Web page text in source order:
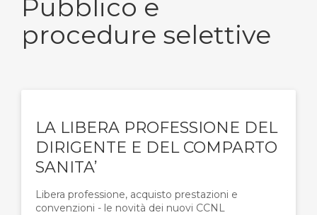
Pubblico e
procedure selettive
LA LIBERA PROFESSIONE DEL
DIRIGENTE E DEL COMPARTO
SANITA’
Libera professione, acquisto prestazioni e
convenzioni - le novità dei nuovi CCNL